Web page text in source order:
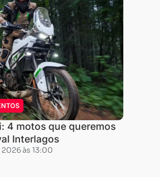
4 motos que queremos
Interlagos
às 13:00